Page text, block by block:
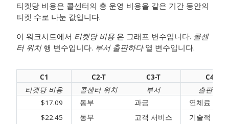
티켓당 비용은 콜센터의 총 운영 비용을 같은 기간 동안의
티켓 수로 나눈 값입니다.
이 워크시트에서 티켓당 비용 은 그래프 변수입니다. 콜센
터 위치행 변수입니다. 부서 출판하다열 변수입니다.
C1 C2-T C3-T
C4-T
티켓당 비용
콜센터 위치 부서
출판하다
$17.09
동부 과금
연체료
$22.45
동부 고객 서비스
기술적 인